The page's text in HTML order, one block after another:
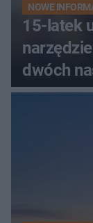
NOWE
15-latek
dwóch